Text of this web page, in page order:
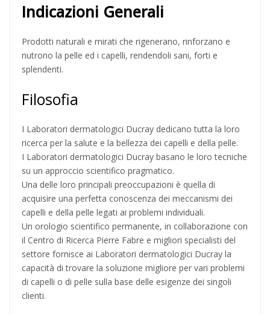
Indicazioni Generali
Prodotti naturali e mirati che rigenerano, rinforzano e
nutrono la pelle ed i capelli, rendendoli sani, forti e
splendenti.
Filosofia
I Laboratori dermatologici Ducray dedicano tutta la loro
ricerca per la salute e la bellezza dei capelli e della pelle.
I Laboratori dermatologici Ducray basano le loro tecniche
su un approccio scientifico pragmatico.
Una delle loro principali preoccupazioni è quella di
acquisire una perfetta conoscenza dei meccanismi dei
capelli e della pelle legati ai problemi individuali.
Un orologio scientifico permanente, in collaborazione con
il Centro di Ricerca Pierre Fabre e migliori specialisti del
settore fornisce ai Laboratori dermatologici Ducray la
capacità di trovare la soluzione migliore per vari problemi
di capelli o di pelle sulla base delle esigenze dei singoli
clienti.